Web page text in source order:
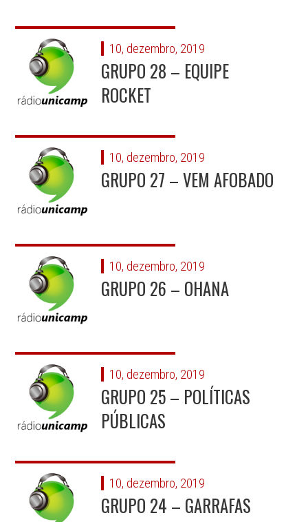
10, dezembro, 2019
GRUPO 28 – EQUIPE
ROCKET
10, dezembro, 2019
GRUPO 27 – VEM AFOBADO
10, dezembro, 2019
GRUPO 26 – OHANA
10, dezembro, 2019
GRUPO 25 – POLÍTICAS
PÚBLICAS
10, dezembro, 2019
GRUPO 24 – GARRAFAS